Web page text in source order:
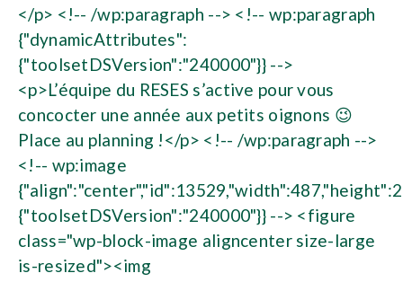
</p> <!-- /wp:paragraph --> <!-- wp:paragraph
{"dynamicAttributes":
{"toolsetDSVersion":"240000"}} -->
<p>L’équipe du RESES s’active pour vous
concocter une année aux petits oignons 😉
Place au planning !</p> <!-- /wp:paragraph -->
<!-- wp:image
{"toolsetDSVersion":"240000"}} --> <figure
class="wp-block-image aligncenter size-large
is-resized"><img